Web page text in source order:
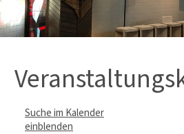
Suche im Kalender
einblenden